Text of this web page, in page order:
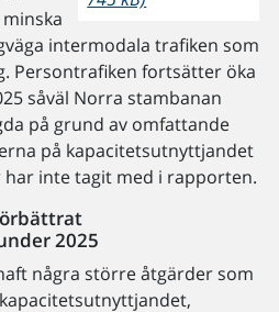
intermodala trafiken som
Persontrafiken fortsätter öka
såväl Norra stambanan
på grund av omfattande
på kapacitetsutnyttjandet
har inte tagit med i rapporten.
2025
några större åtgärder som